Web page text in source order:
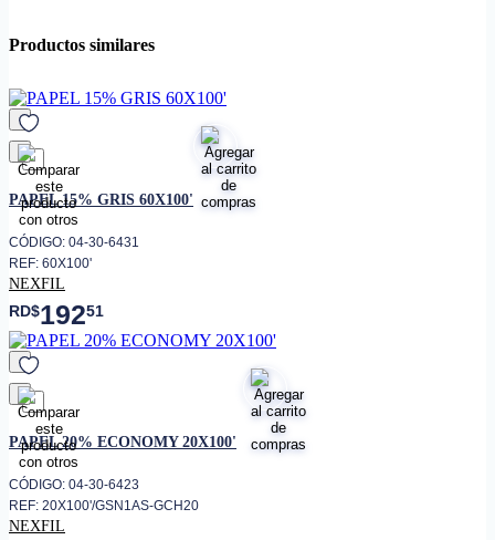
Productos similares
favorito
PAPEL 15% GRIS 60X100'
CÓDIGO: 04-30-6431
REF: 60X100'
NEXFIL
RD$19251
favorito
PAPEL 20% ECONOMY 20X100'
CÓDIGO: 04-30-6423
REF: 20X100'/GSN1AS-GCH20
NEXFIL